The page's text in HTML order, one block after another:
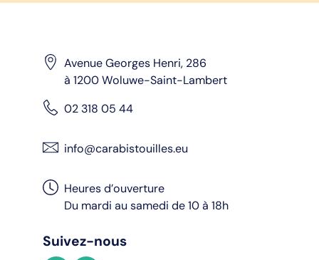
Avenue Georges Henri, 286
à 1200 Woluwe-Saint-Lambert
02 318 05 44
info@carabistouilles.eu
Heures d’ouverture
Du mardi au samedi de 10 à 18h
Suivez-nous